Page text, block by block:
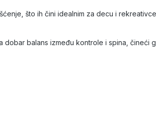
što ih čini idealnim za decu i
dobar balans između kontrole i spina,